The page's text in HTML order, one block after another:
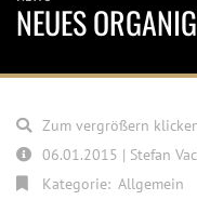
NEUES
Zum vergrößern
06.01.2015 | Stefan
Kategorie: Allgemein